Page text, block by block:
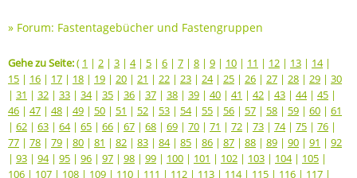
» Forum: Fastentagebücher und Fastengruppen
Gehe zu Seite:( 1 | 2 | 3 | 4| 5 | 6 | 7 | 8 | 9 | 10 | 11 | 12 | 13 | 14|
15 | 16 | 17 | 18 | 19 | 20 | 21 | 22 | 23 | 24| 25 | 26 | 27 | 28 | 29 | 30
| 31 | 32 | 33 | 34| 35 | 36 | 37 | 38 | 39 | 40 | 41 | 42 | 43 | 44| 45 |
46 | 47 | 48 | 49 | 50 | 51 | 52 | 53 | 54| 55 | 56 | 57 | 58 | 59 | 60 | 61
| 62 | 63 | 64| 65 | 66 | 67 | 68 | 69 | 70 | 71 | 72 | 73 | 74| 75 | 76 |
77 | 78 | 79 | 80 | 81 | 82 | 83 | 84| 85 | 86 | 87 | 88 | 89 | 90 | 91 | 92
| 93 | 94| 95 | 96 | 97 | 98 | 99 | 100 | 101 | 102 | 103 | 104| 105 |
106 | 107 | 108 | 109 | 110 | 111 | 112 | 113 | 114| 115 | 116 | 117 |